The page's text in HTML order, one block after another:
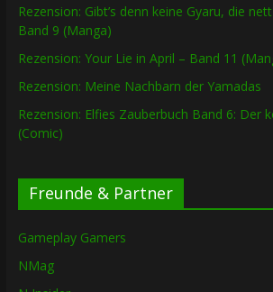
Rezension: Gibt’s denn keine Gyaru, die
Band 9 (Manga)
Rezension: Your Lie in April – Band 11
Rezension: Meine Nachbarn der Yamadas
Rezension: Elfies Zauberbuch Band 6: Der
(Comic)
Freunde & Partner
Gameplay Gamers
NMag